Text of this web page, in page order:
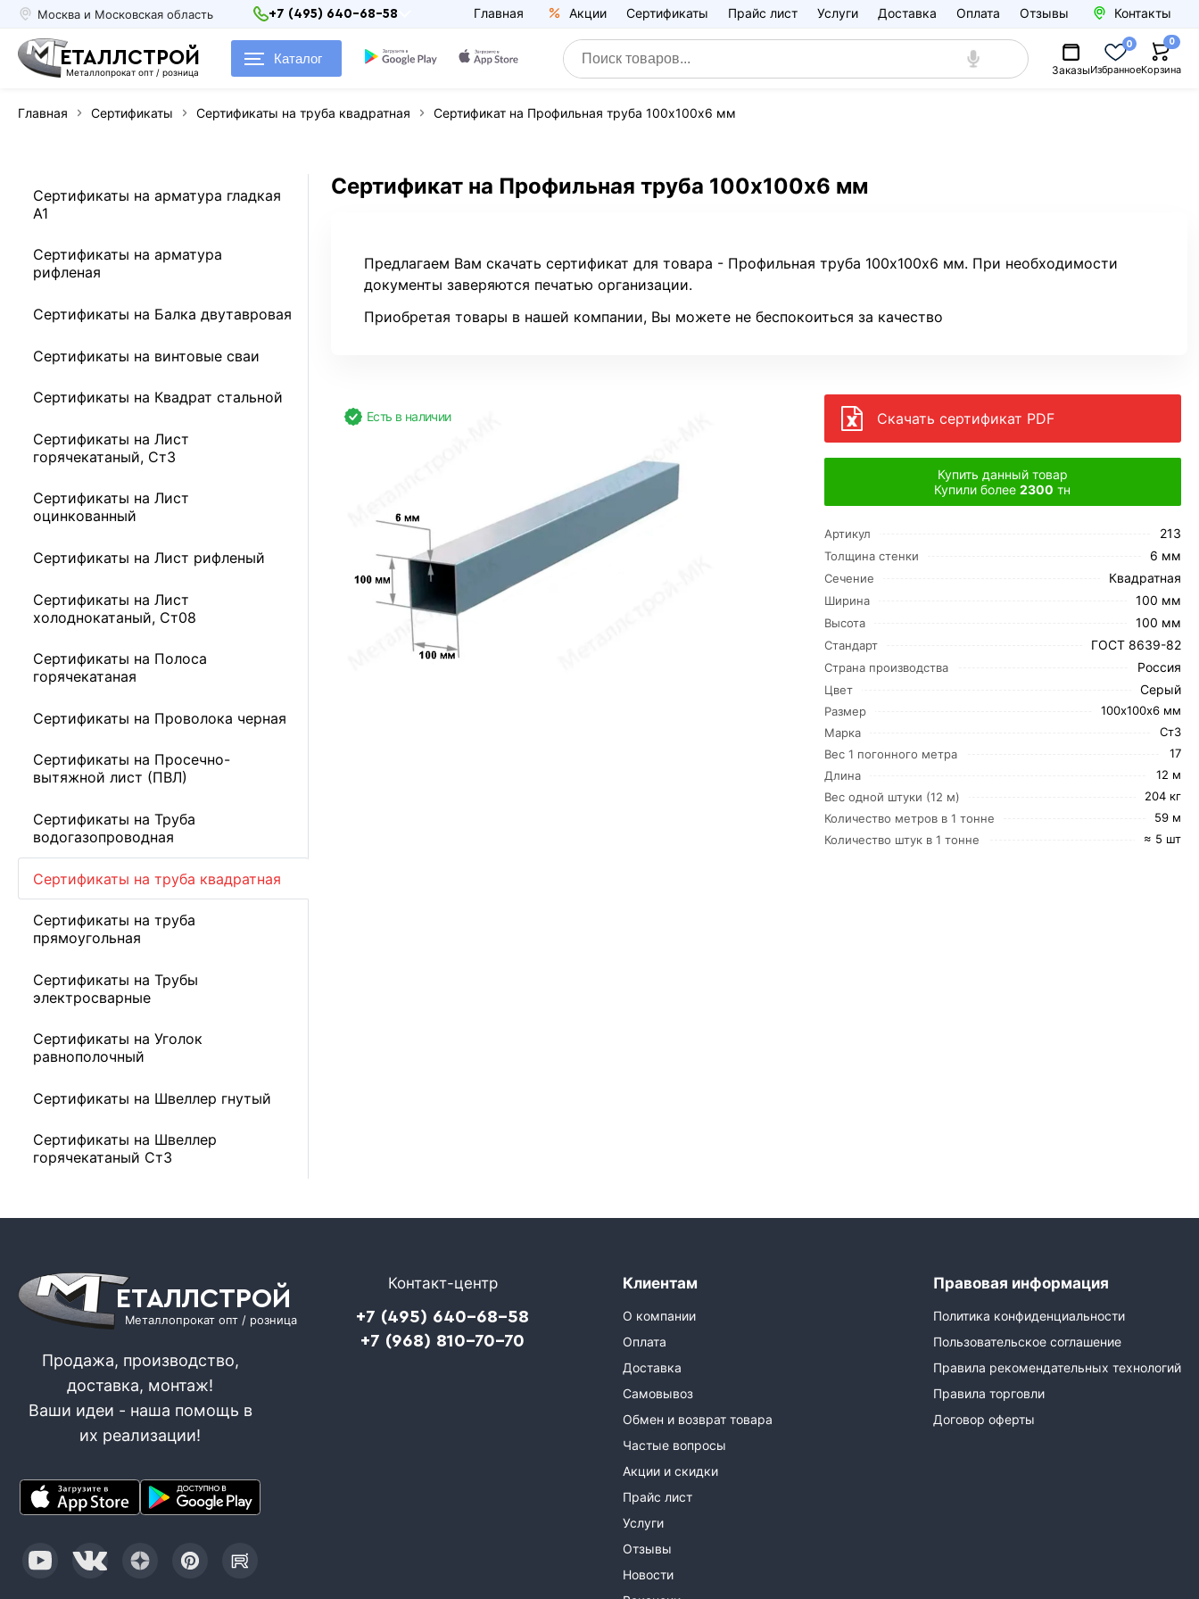
Москва и Московская область +7 (495) 640-68-58 Главная Акции Сертификаты Прайс лист Услуги Доставка Оплата Отзывы Контакты
ЕТАЛЛСТРОЙ
Металлопрокат опт / розница
Каталог
ЗаказыИзбранное
0
Корзина
0
Главная Сертификаты Сертификаты на труба квадратная Сертификат на Профильная труба 100х100х6 мм
Сертификаты на арматура гладкая
А1
Сертификаты на арматура
рифленая
Сертификаты на Балка двутавровая
Сертификаты на винтовые сваи
Сертификаты на Квадрат стальной
Сертификаты на Лист
горячекатаный, Ст3
Сертификаты на Лист
оцинкованный
Сертификаты на Лист рифленый
Сертификаты на Лист
холоднокатаный, Ст08
Сертификаты на Полоса
горячекатаная
Сертификаты на Проволока черная
Сертификаты на Просечно-
вытяжной лист (ПВЛ)
Сертификаты на Труба
водогазопроводная
Сертификаты на труба квадратная
Сертификаты на труба
прямоугольная
Сертификаты на Трубы
электросварные
Сертификаты на Уголок
равнополочный
Сертификаты на Швеллер гнутый
Сертификаты на Швеллер
горячекатаный Ст3
Сертификат на Профильная труба 100х100х6 мм
Предлагаем Вам скачать сертификат для товара - Профильная труба 100х100х6 мм. При необходимости
документы заверяются печатью организации.
Приобретая товары в нашей компании, Вы можете не беспокоиться за качество
Есть в наличии Скачать сертификат PDF
Купить данный товар
Купили более2300 тн
Артикул 213
Толщина стенки 6 мм
Сечение Квадратная
Ширина 100 мм
Высота 100 мм
Стандарт ГОСТ 8639-82
Страна производства Россия
Цвет Серый
Размер
100х100х6 мм
Марка
Ст3
Вес 1 погонного метра
17
Длина
12 м
Вес одной штуки (12 м)
204 кг
Количество метров в 1 тонне
59 м
Количество штук в 1 тонне
≈ 5 шт
ЕТАЛЛСТРОЙ
Металлопрокат опт / розница
Продажа, производство,
доставка, монтаж!
Ваши идеи - наша помощь в
их реализации!
Контакт-центр
+7 (495) 640-68-58
+7 (968) 810-70-70
Клиентам
О компании
Оплата
Доставка
Самовывоз
Обмен и возврат товара
Частые вопросы
Акции и скидки
Прайс лист
Услуги
Отзывы
Новости
Правовая информация
Политика конфиденциальности
Пользовательское соглашение
Правила рекомендательных технологий
Правила торговли
Договор оферты